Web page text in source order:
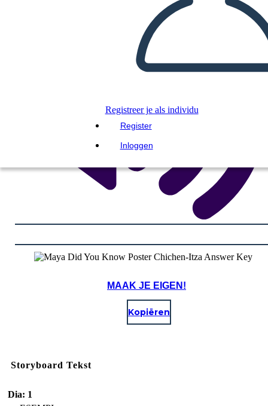
Registreer je als individu
Register
Inloggen
MAAK JE EIGEN!
Kopiëren
Storyboard Tekst
Dia: 1